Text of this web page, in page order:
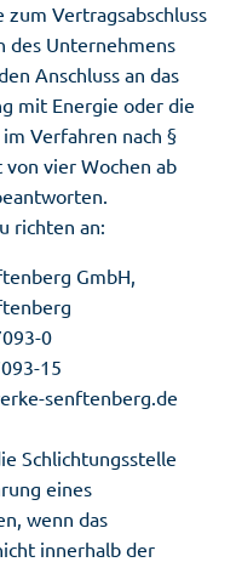
zum Vertragsabschluss
des Unternehmens
Anschluss an das
mit Energie oder die
Verfahren nach §
vier Wochen ab
richten an:
GmbH,
0
15
senftenberg.de
Schlichtungsstelle
eines
wenn das
innerhalb der